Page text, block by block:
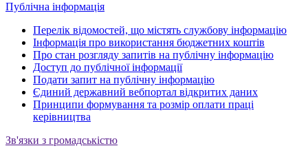
Публічна інформація
Перелік відомостей, що містять службову інформацію
Інформація про використання бюджетних коштів
Про стан розгляду запитів на публічну інформацію
Доступ до публічної інформації
Подати запит на публічну інформацію
Єдиний державний вебпортал відкритих даних
Принципи формування та розмір оплати праці
керівництва
Зв'язки з громадськістю